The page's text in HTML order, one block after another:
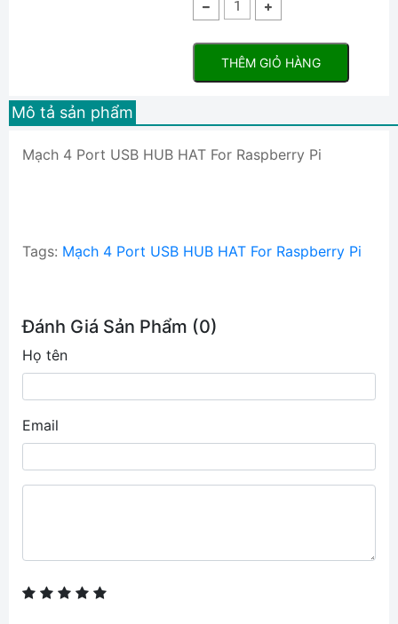
THÊM GIỎ HÀNG
Mô tả sản phẩm
Mạch 4 Port USB HUB HAT For Raspberry Pi
Tags: Mạch 4 Port USB HUB HAT For Raspberry Pi
Đánh Giá Sản Phẩm (0)
Họ tên
Email